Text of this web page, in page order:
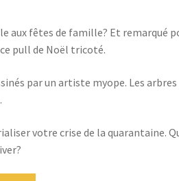
aux fêtes de famille? Et remarqué
pull de Noël tricoté.
par un artiste myope. Les
votre crise de la quarantaine.